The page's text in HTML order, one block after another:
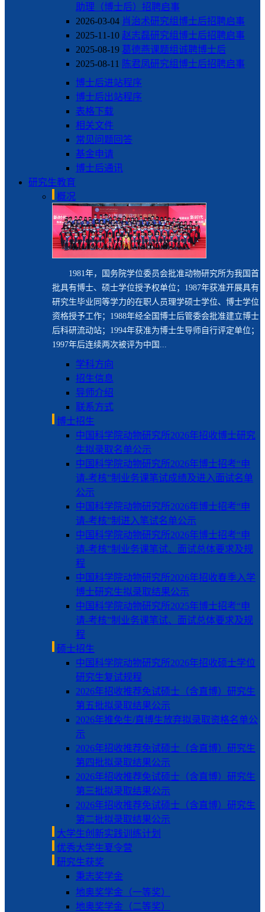
助理（博士后）招聘启事
2026-03-04 肖治术研究组博士后招聘启事
2025-11-10 赵志磊研究组博士后招聘启事
2025-08-19 葛德燕课题组诚聘博士后
2025-08-11 陈君凤研究组博士后招聘启事
博士后进站程序
博士后出站程序
表格下载
相关文件
常见问题回答
基金申请
博士后通讯
研究生教育
概况
1981年，国务院学位委员会批准动物研究所为我国首
批具有博士、硕士学位授予权单位；1987年获准开展具有
研究生毕业同等学力的在职人员理学硕士学位、博士学位
资格授予工作；1988年经全国博士后管委会批准建立博士
后科研流动站；1994年获准为博士生导师自行评定单位；
1997年后连续两次被评为中国...
学科方向
招生信息
导师介绍
联系方式
博士招生
中国科学院动物研究所2026年招收博士研究
生拟录取名单公示
中国科学院动物研究所2026年博士招考“申
请-考核”制业务课笔试成绩及进入面试名单
公示
中国科学院动物研究所2026年博士招考“申
请-考核”制进入笔试名单公示
中国科学院动物研究所2026年博士招考“申
请-考核”制业务课笔试、面试总体要求及规
程
中国科学院动物研究所2026年招收春季入学
博士研究生拟录取结果公示
中国科学院动物研究所2025年博士招考“申
请-考核”制业务课笔试、面试总体要求及规
程
硕士招生
中国科学院动物研究所2026年招收硕士学位
研究生复试规程
2026年招收推荐免试硕士（含直博）研究生
第五批拟录取结果公示
2026年推免生/直博生放弃拟录取资格名单公
示
2026年招收推荐免试硕士（含直博）研究生
第四批拟录取结果公示
2026年招收推荐免试硕士（含直博）研究生
第三批拟录取结果公示
2026年招收推荐免试硕士（含直博）研究生
第二批拟录取结果公示
大学生创新实践训练计划
优秀大学生夏令营
研究生获奖
秉志奖学金
地奥奖学金（一等奖）
地奥奖学金（二等奖）